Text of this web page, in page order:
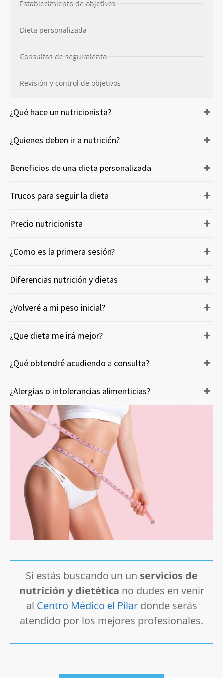
Establecimiento de objetivos
Dieta personalizada
Consultas de seguimiento
Revisión y control de objetivos
¿Qué hace un nutricionista?
¿Quienes deben ir a nutrición?
Beneficios de una dieta personalizada
Trucos para seguir la dieta
Precio nutricionista
¿Como es la primera sesión?
Diferencias nutrición y dietas
¿Volveré a mi peso inicial?
¿Que dieta me irá mejor?
¿Qué obtendré acudiendo a consulta?
¿Alergias o intolerancias alimenticias?
Si estás buscando un un servicios de
nutrición y dietética no dudes en venir
al Centro Médico el Pilardonde serás
atendido por los mejores profesionales.